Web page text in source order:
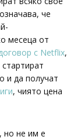
че
месеца от
с Netflix,
стартират
и да получат
, чиято цена
но не им е